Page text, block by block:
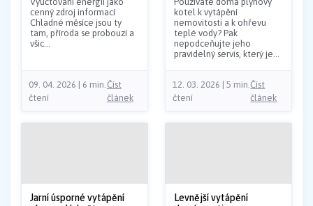
cenný zdroj informací
Chladné měsíce jsou ty
tam, příroda se probouzí a
všic...
09. 04. 2026 | 6 min.
čtení
Číst
článek
kotel k vytápění
nemovitosti a k ohřevu
teplé vody? Pak
nepodceňujte jeho
pravidelný servis, který je...
12. 03. 2026 | 5 min.
čtení
Číst
článek
Jarní úsporné vytápění
Levnější vytápění